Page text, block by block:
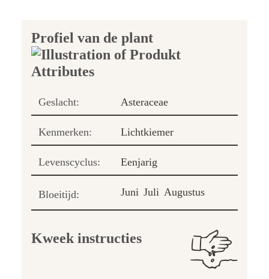
Profiel van de plant
Geslacht: Asteraceae
Kenmerken: Lichtkiemer
Levenscyclus: Eenjarig
Bloeitijd: Juni Juli Augustus
Kweek instructies